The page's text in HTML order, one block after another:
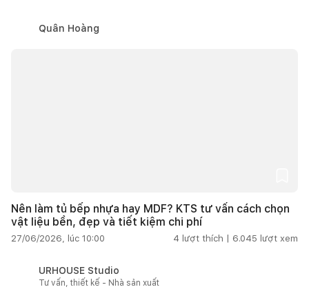
Quân Hoàng
Nên làm tủ bếp nhựa hay MDF? KTS tư vấn cách chọn
vật liệu bền, đẹp và tiết kiệm chi phí
27/06/2026, lúc 10:00 4 lượt thích | 6.045 lượt xem
URHOUSE Studio
Tư vấn, thiết kế - Nhà sản xuất